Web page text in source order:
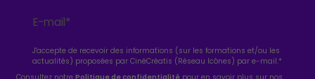
J'accepte de recevoir des informations (sur les formations et/ou les
actualités) proposées par CinéCréatis (Réseau Icônes) par e-mail.*